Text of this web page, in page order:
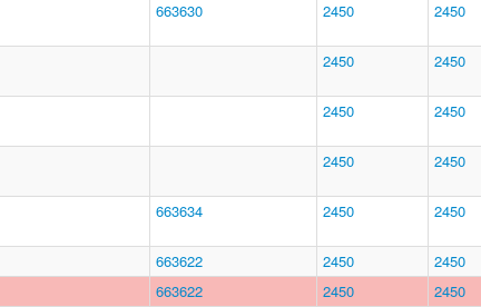
663630 2450 2450
2450 2450
2450 2450
2450 2450
663634 2450 2450
663622 2450 2450
663622 2450 2450